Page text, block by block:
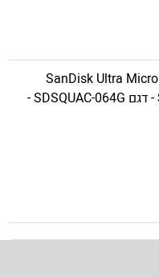
כרטיס זכרון SanDisk Ultra Micro
SDXC UHS-I - דגם SDSQUAC-064G -